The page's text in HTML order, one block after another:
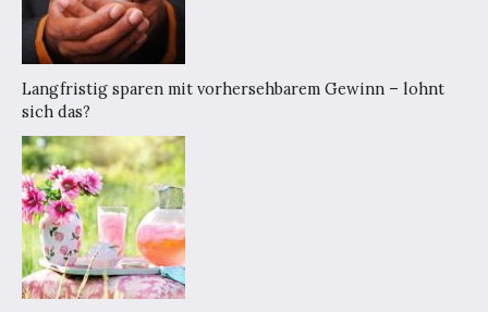
Langfristig sparen mit vorhersehbarem Gewinn – lohnt
sich das?